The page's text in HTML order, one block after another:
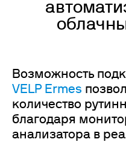
Возможность
VELP Ermes
количество
благодаря
анализатора в